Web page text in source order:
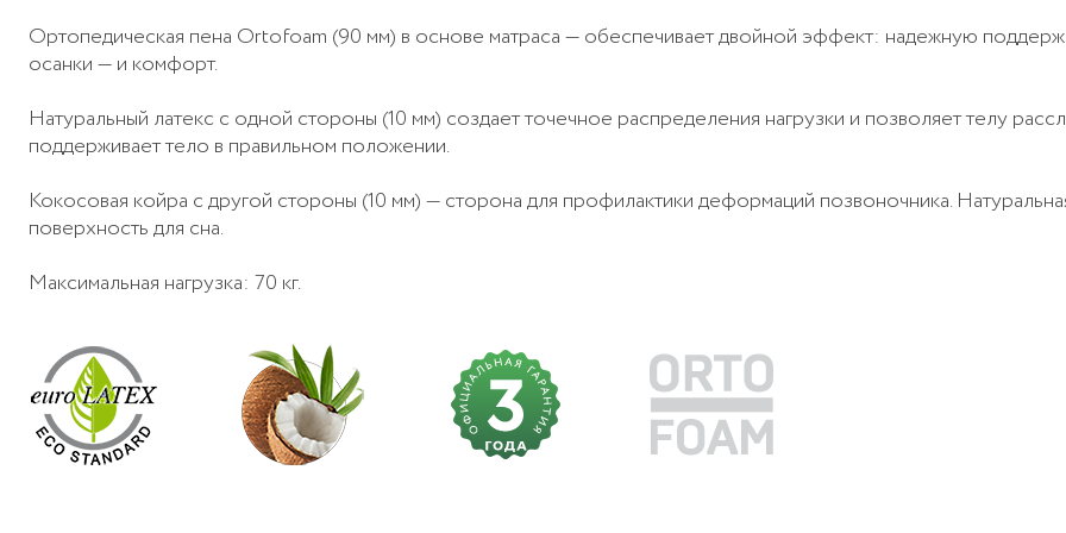
Ортопедическая пена Ortofoam (90 мм) в основе матраса — обеспечивает двойной эффект: надежную
осанки — и комфорт.
Натуральный латекс с одной стороны (10 мм) создает точечное распределения нагрузки и позволяет телу
поддерживает тело в правильном положении.
Кокосовая койра с другой стороны (10 мм) — сторона для профилактики деформаций позвоночника.
поверхность для сна.
Максимальная нагрузка: 70 кг.